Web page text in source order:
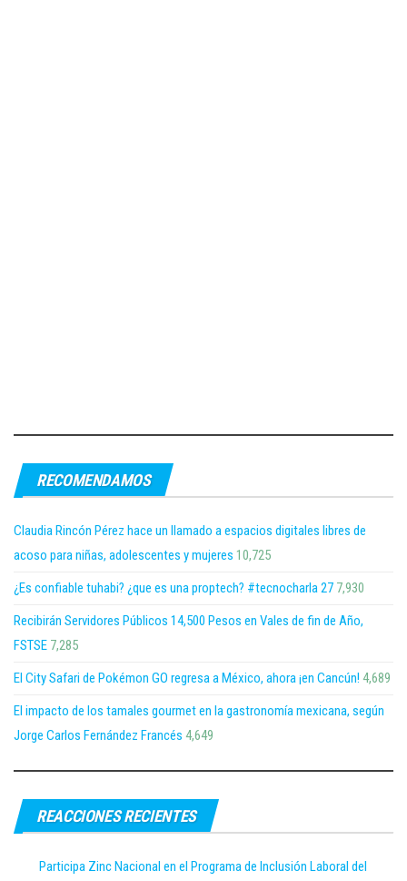
RECOMENDAMOS
Claudia Rincón Pérez hace un llamado a espacios digitales libres de
acoso para niñas, adolescentes y mujeres 10,725
¿Es confiable tuhabi? ¿que es una proptech? #tecnocharla 27 7,930
Recibirán Servidores Públicos 14,500 Pesos en Vales de fin de Año,
FSTSE 7,285
El City Safari de Pokémon GO regresa a México, ahora ¡en Cancún! 4,689
El impacto de los tamales gourmet en la gastronomía mexicana, según
Jorge Carlos Fernández Francés 4,649
REACCIONES RECIENTES
Participa Zinc Nacional en el Programa de Inclusión Laboral del